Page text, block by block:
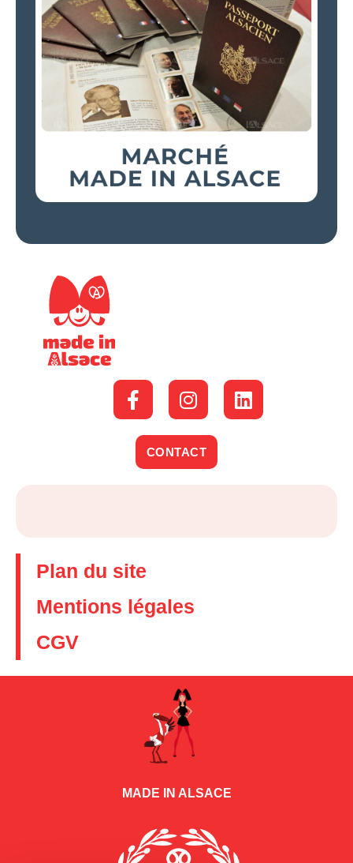
CONTACT
Plan du site
Mentions légales
CGV
MADE IN ALSACE